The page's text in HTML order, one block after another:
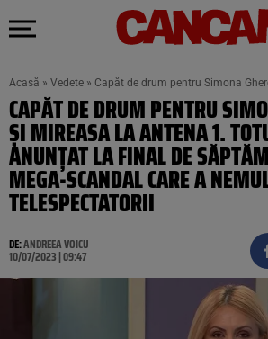
Acasă » Vedete » Capăt de drum pentru Simona
CAPĂT DE DRUM PENTRU
ȘI MIREASA LA ANTENA 1.
ANUNȚAT LA FINAL DE
MEGA-SCANDAL CARE A
TELESPECTATORII
DE:ANDREEA VOICU
10/07/2023 | 09:47